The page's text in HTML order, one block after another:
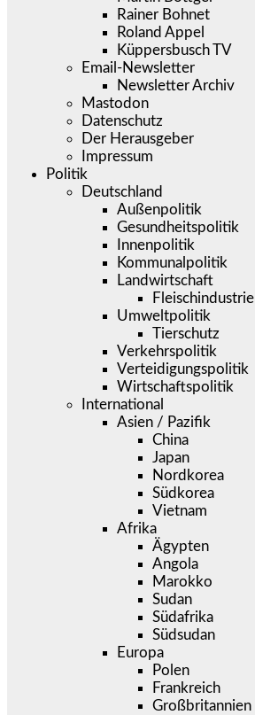
Rainer Bohnet
Roland Appel
Küppersbusch TV
Email-Newsletter
Newsletter Archiv
Mastodon
Datenschutz
Der Herausgeber
Impressum
Politik
Deutschland
Außenpolitik
Gesundheitspolitik
Innenpolitik
Kommunalpolitik
Landwirtschaft
Fleischindustrie
Umweltpolitik
Tierschutz
Verkehrspolitik
Verteidigungspolitik
Wirtschaftspolitik
International
Asien / Pazifik
China
Japan
Nordkorea
Südkorea
Vietnam
Afrika
Ägypten
Angola
Marokko
Sudan
Südafrika
Südsudan
Europa
Polen
Frankreich
Großbritannien